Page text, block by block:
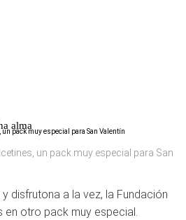
alma
un pack muy especial para San
disfrutona a la vez, la Fundación
en otro pack muy especial.